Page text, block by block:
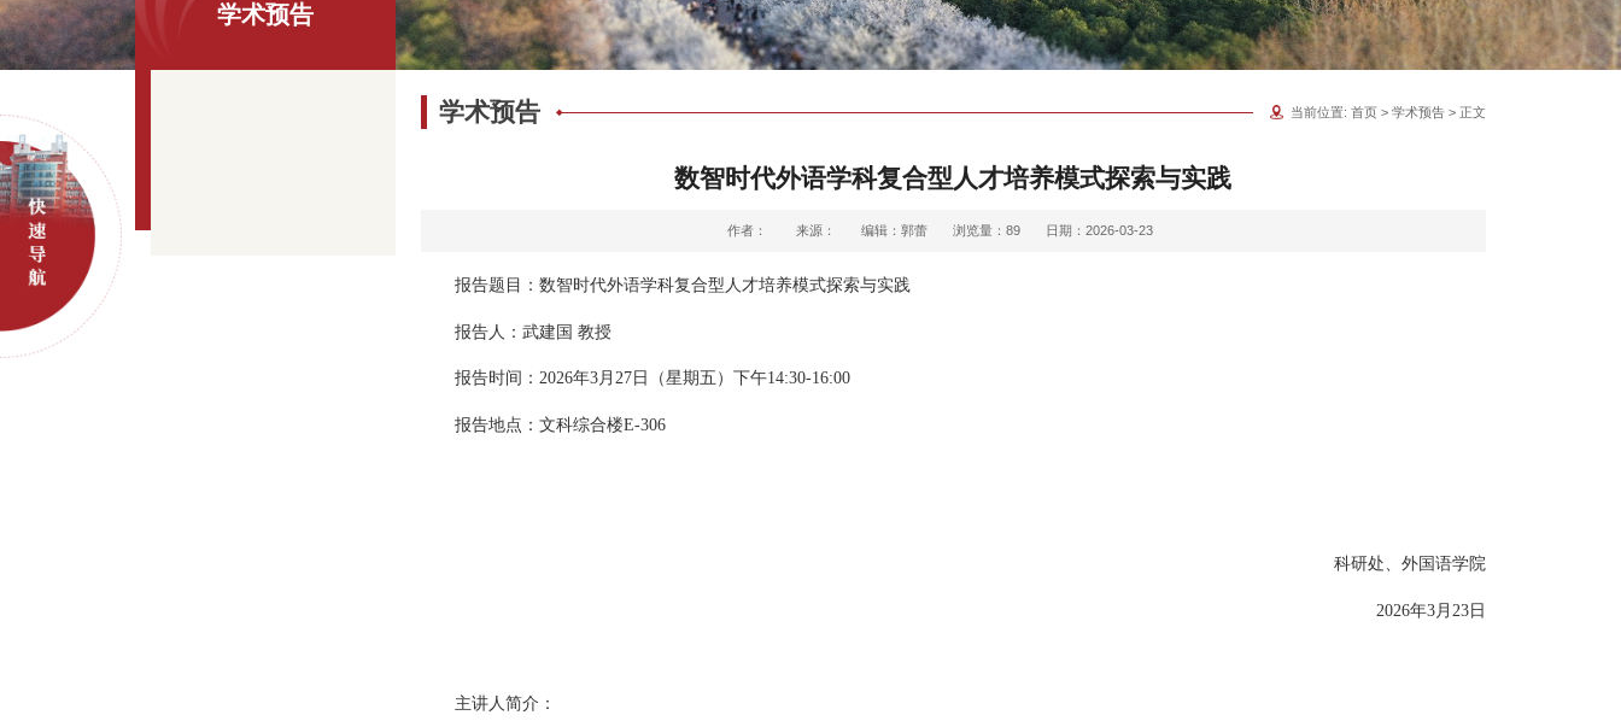
学术预告
学术预告 当前位置: 首页 > 学术预告 > 正文
数智时代外语学科复合型人才培养模式探索与实践
作者： 来源： 编辑：郭蕾 浏览量：89 日期：2026-03-23
报告题目：数智时代外语学科复合型人才培养模式探索与实践
报告人：武建国 教授
报告时间：2026年3月27日（星期五）下午14:30-16:00
报告地点：文科综合楼E-306
科研处、外国语学院
2026年3月23日
主讲人简介：